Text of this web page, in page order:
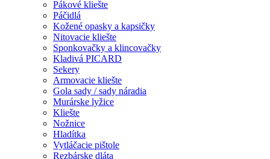
Pákové kliešte
Páčidlá
Kožené opasky a kapsičky
Nitovacie kliešte
Sponkovačky a klincovačky
Kladivá PICARD
Sekery
Armovacie kliešte
Gola sady / sady náradia
Murárske lyžice
Kliešte
Nožnice
Hladítka
Vytláčacie pištole
Rezbárske dláta